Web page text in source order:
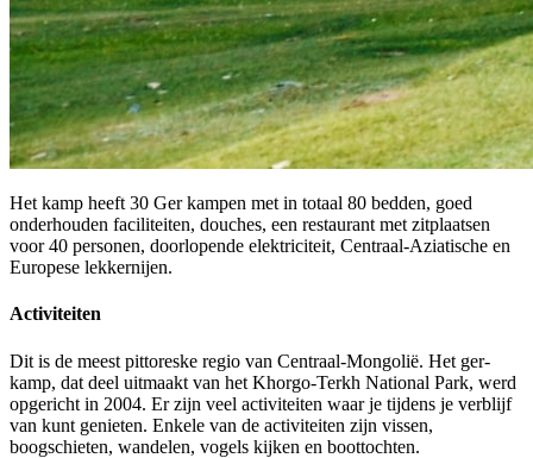
Het kamp heeft 30 Ger kampen met in totaal 80 bedden, goed
onderhouden faciliteiten, douches, een restaurant met zitplaatsen
voor 40 personen, doorlopende elektriciteit, Centraal-Aziatische en
Europese lekkernijen.
Activiteiten
Dit is de meest pittoreske regio van Centraal-Mongolië. Het ger-
kamp, dat deel uitmaakt van het Khorgo-Terkh National Park, werd
opgericht in 2004. Er zijn veel activiteiten waar je tijdens je verblijf
van kunt genieten. Enkele van de activiteiten zijn vissen,
boogschieten, wandelen, vogels kijken en boottochten.